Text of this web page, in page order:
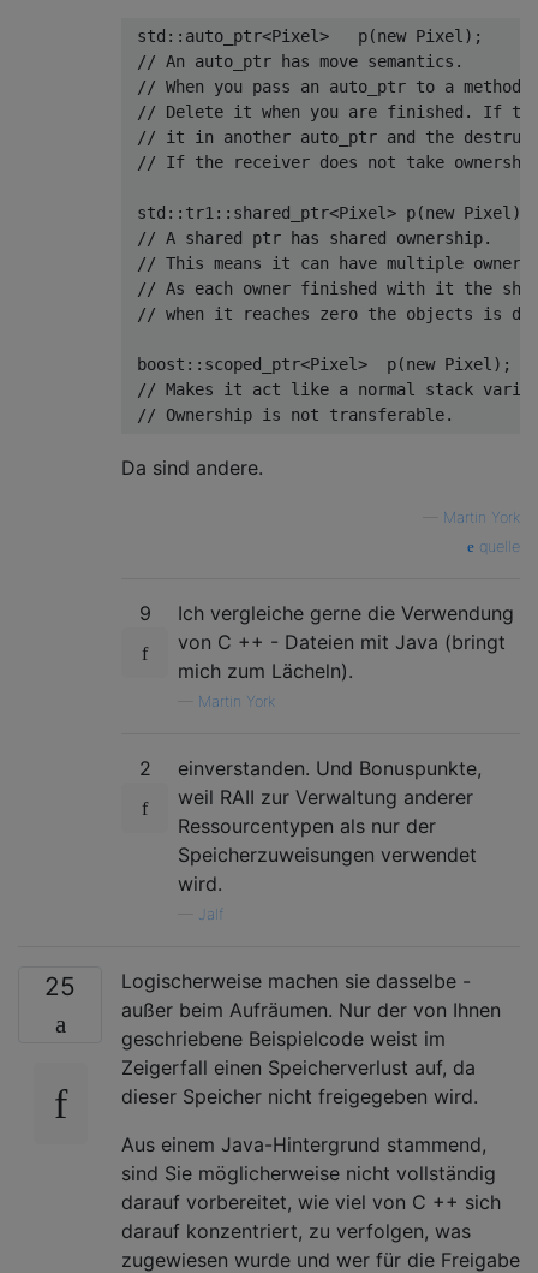
std :: auto_ptr<Pixel> p(new Pixel) ;
// An auto_ptr has move semantics.
// When you pass an auto_ptr to a
// Delete it when you are finished. If
// it in another auto_ptr and the
// If the receiver does not take
std :: tr1:: shared_ptr<Pixel> p(new Pixel)
// A shared ptr has shared ownership.
// This means it can have multiple
// As each owner finished with it the
// when it reaches zero the objects is
boost::scoped_ptr<Pixel> p(new Pixel) ;
// Makes it act like a normal stack
// Ownership is not transferable.
Da sind andere.
Martin York
quelle
9
Ich vergleiche gerne die Verwendung
von C ++ - Dateien mit Java (bringt
mich zum Lächeln).
Martin York
2
einverstanden. Und Bonuspunkte,
weil RAII zur Verwaltung anderer
Ressourcentypen als nur der
Speicherzuweisungen verwendet
wird.
Jalf
25
Logischerweise machen sie dasselbe -
außer beim Aufräumen. Nur der von Ihnen
geschriebene Beispielcode weist im
Zeigerfall einen Speicherverlust auf, da
dieser Speicher nicht freigegeben wird.
Aus einem Java-Hintergrund stammend,
sind Sie möglicherweise nicht vollständig
darauf vorbereitet, wie viel von C ++ sich
darauf konzentriert, zu verfolgen, was
zugewiesen wurde und wer für die Freigabe